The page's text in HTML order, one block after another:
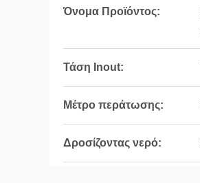
Όνομα Προϊόντος:
Τάση Inout:
Μέτρο περάτωσης:
Δροσίζοντας νερό: